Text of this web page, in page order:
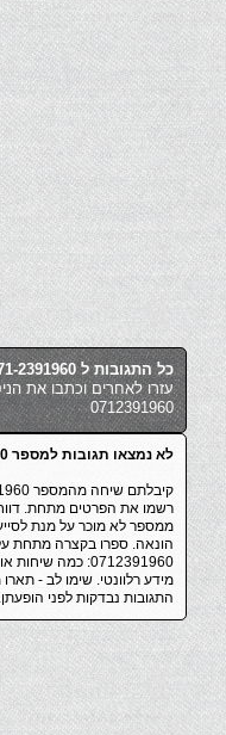
כל התגובות ל 071-2391960
עזרו לאחרים וכתבו את
0712391960
לא נמצאו תגובות למספר 071-239-1960
קיבלתם שיחה מהמספר 071-2391960 ?
רשמו את הפרטים מתחת.
ממספר לא מוכר על מנת
הונאה. ספרו בקצרה מתחת
0712391960:
מידע רלוונטי. שימו לב -
התגובות נבדקות לפני הופעתן.